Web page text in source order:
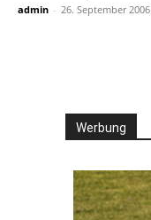
admin - 26. September 2006
Werbung